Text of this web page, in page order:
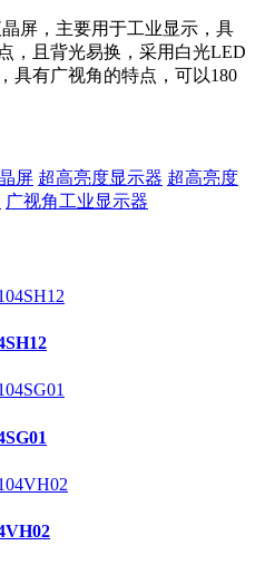
屏，主要用于工业显示，具
，且背光易换，采用白光LED
具有广视角的特点，可以180
屏 超高亮度显示器 超高亮度
广视角工业显示器